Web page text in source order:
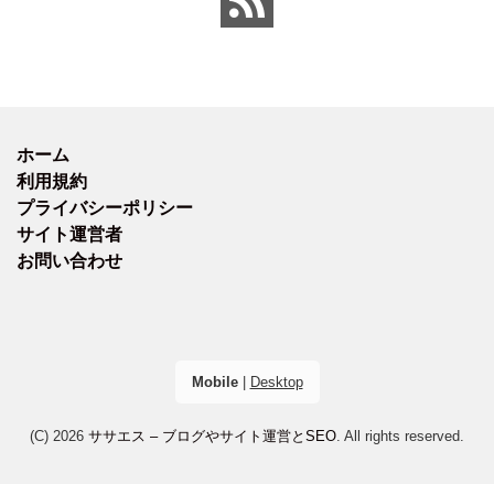
ホーム
利用規約
プライバシーポリシー
サイト運営者
お問い合わせ
Mobile| Desktop
(C) 2026 ササエス – ブログやサイト運営とSEO. All rights reserved.